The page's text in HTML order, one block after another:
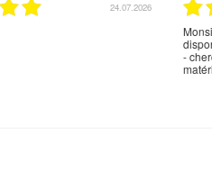
02.07.2026